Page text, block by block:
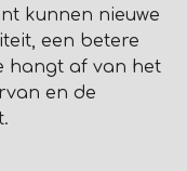
kunnen nieuwe
een betere
hangt af van het
en de